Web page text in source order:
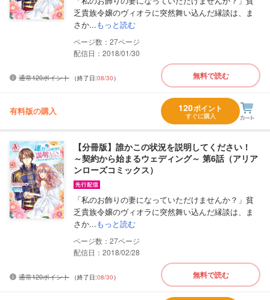
乏貴族令嬢のヴィオラに突然舞い込んだ縁談は、ま
さか...もっと読む
27
配信日：2018/01/30
通常120ポイント （終了日:08/30） 無料で読む
有料版の購入 120ポイント
すぐに購入
【分冊版】誰かこの状況を説明してください！
～契約から始まるウェディング～ 第6話（アリア
ンローズコミックス）
「私のお飾りの妻になっていただけませんか？」貧
乏貴族令嬢のヴィオラに突然舞い込んだ縁談は、ま
さか...もっと読む
27
配信日：2018/02/28
通常120ポイント （終了日:08/30） 無料で読む